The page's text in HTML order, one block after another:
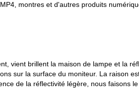
montres et d'autres produits
vient brillent la maison de lampe et la
sur la surface du moniteur. La raison
de la réflectivité légère, nous faisons